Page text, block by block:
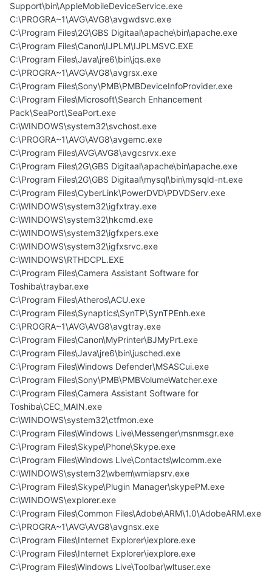
Support\bin\AppleMobileDeviceService.exe
C:\PROGRA~1\AVG\AVG8\avgwdsvc.exe
C:\Program Files\2G\GBS Digitaal\apache\bin\apache.exe
C:\Program Files\Canon\IJPLM\IJPLMSVC.EXE
C:\Program Files\Java\jre6\bin\jqs.exe
C:\PROGRA~1\AVG\AVG8\avgrsx.exe
C:\Program Files\Sony\PMB\PMBDeviceInfoProvider.exe
C:\Program Files\Microsoft\Search Enhancement
Pack\SeaPort\SeaPort.exe
C:\WINDOWS\system32\svchost.exe
C:\PROGRA~1\AVG\AVG8\avgemc.exe
C:\Program Files\AVG\AVG8\avgcsrvx.exe
C:\Program Files\2G\GBS Digitaal\apache\bin\apache.exe
C:\Program Files\2G\GBS Digitaal\mysql\bin\mysqld-nt.exe
C:\Program Files\CyberLink\PowerDVD\PDVDServ.exe
C:\WINDOWS\system32\igfxtray.exe
C:\WINDOWS\system32\hkcmd.exe
C:\WINDOWS\system32\igfxpers.exe
C:\WINDOWS\system32\igfxsrvc.exe
C:\WINDOWS\RTHDCPL.EXE
C:\Program Files\Camera Assistant Software for
Toshiba\traybar.exe
C:\Program Files\Atheros\ACU.exe
C:\Program Files\Synaptics\SynTP\SynTPEnh.exe
C:\PROGRA~1\AVG\AVG8\avgtray.exe
C:\Program Files\Canon\MyPrinter\BJMyPrt.exe
C:\Program Files\Java\jre6\bin\jusched.exe
C:\Program Files\Windows Defender\MSASCui.exe
C:\Program Files\Sony\PMB\PMBVolumeWatcher.exe
C:\Program Files\Camera Assistant Software for
Toshiba\CEC_MAIN.exe
C:\WINDOWS\system32\ctfmon.exe
C:\Program Files\Windows Live\Messenger\msnmsgr.exe
C:\Program Files\Skype\Phone\Skype.exe
C:\Program Files\Windows Live\Contacts\wlcomm.exe
C:\WINDOWS\system32\wbem\wmiapsrv.exe
C:\Program Files\Skype\Plugin Manager\skypePM.exe
C:\WINDOWS\explorer.exe
C:\Program Files\Common Files\Adobe\ARM\1.0\AdobeARM.exe
C:\PROGRA~1\AVG\AVG8\avgnsx.exe
C:\Program Files\Internet Explorer\iexplore.exe
C:\Program Files\Internet Explorer\iexplore.exe
C:\Program Files\Windows Live\Toolbar\wltuser.exe